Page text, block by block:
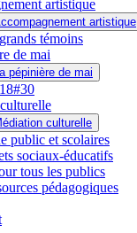
artistique
artistique
témoins
de mai
pépinière de mai
culturelle
public et scolaires
sociaux-éducatifs
tous les publics
pédagogiques